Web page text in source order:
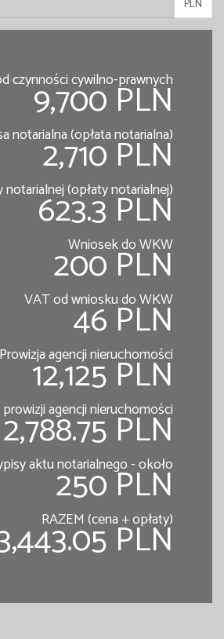
PLN
czynności cywilno-prawnych
9,700 PLN
notarialna (opłata notarialna)
2,710 PLN
(opłaty notarialnej)
623.3 PLN
Wniosek do WKW
200 PLN
VAT od wniosku do WKW
46 PLN
Prowizja agencji nieruchomości
12,125 PLN
agencji nieruchomości
2,788.75 PLN
aktu notarialnego - około
250 PLN
RAZEM (cena + opłaty)
PLN